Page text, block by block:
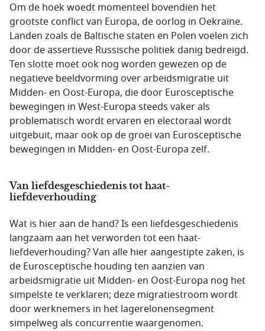
Om de hoek woedt momenteel bovendien het
grootste conflict van Europa, de oorlog in Oekraïne.
Landen zoals de Baltische staten en Polen voelen zich
door de assertieve Russische politiek danig bedreigd.
Ten slotte moet ook nog worden gewezen op de
negatieve beeldvorming over arbeidsmigratie uit
Midden- en Oost-Europa, die door Eurosceptische
bewegingen in West-Europa steeds vaker als
problematisch wordt ervaren en electoraal wordt
uitgebuit, maar ook op de groei van Eurosceptische
bewegingen in Midden- en Oost-Europa zelf.
Van liefdesgeschiedenis tot haat-
liefdeverhouding
Wat is hier aan de hand? Is een liefdesgeschiedenis
langzaam aan het verworden tot een haat-
liefdeverhouding? Van alle hier aangestipte zaken, is
de Eurosceptische houding ten aanzien van
arbeidsmigratie uit Midden- en Oost-Europa nog het
simpelste te verklaren; deze migratiestroom wordt
door werknemers in het lagerelonensegment
simpelweg als concurrentie waargenomen.